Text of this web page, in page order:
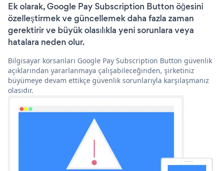
Ek olarak, Google Pay Subscription Button öğesini
özelleştirmek ve güncellemek daha fazla zaman
gerektirir ve büyük olasılıkla yeni sorunlara veya
hatalara neden olur.
Bilgisayar korsanları Google Pay Subscription Button güvenlik
açıklarından yararlanmaya çalışabileceğinden, şirketiniz
büyümeye devam ettikçe güvenlik sorunlarıyla karşılaşmanız
olasıdır.